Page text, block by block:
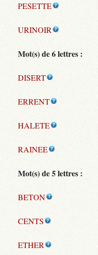
PESETTE
URINOIR
Mot(s) de 6 lettres :
DISERT
ERRENT
HALETE
RAINEE
Mot(s) de 5 lettres :
BETON
CENTS
ETHER